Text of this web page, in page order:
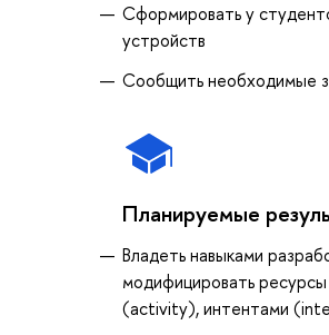
Cформировать у
устройств
Cообщить необходимые
Планируемые
Владеть навыками
модифицировать
(activity), интентами